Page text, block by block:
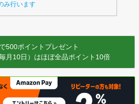
行います
500ポイントプレゼント
月10日）はほぼ全品ポイント10倍